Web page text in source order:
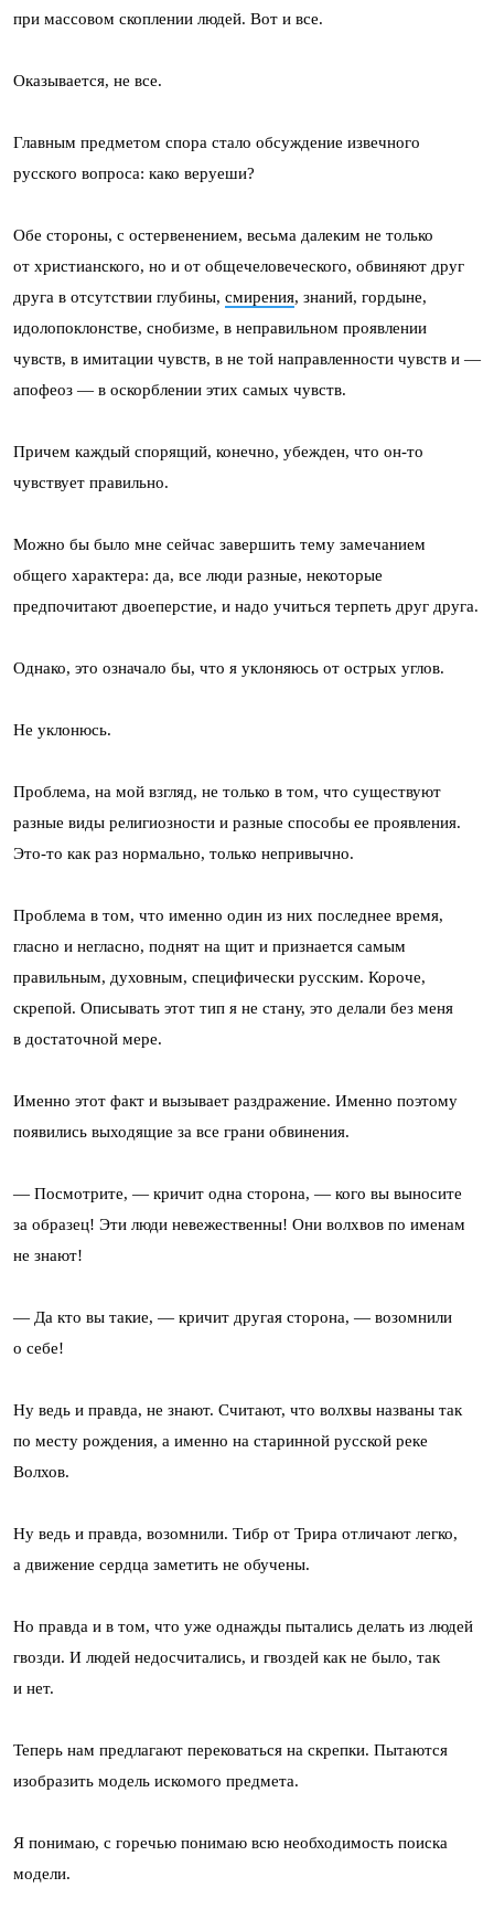
при массовом скоплении людей. Вот и все.
Оказывается, не все.
Главным предметом спора стало обсуждение извечного
русского вопроса: како веруеши?
Обе стороны, с остервенением, весьма далеким не только
от христианского, но и от общечеловеческого, обвиняют друг
друга в отсутствии глубины, смирения, знаний, гордыне,
идолопоклонстве, снобизме, в неправильном проявлении
чувств, в имитации чувств, в не той направленности чувств и —
апофеоз — в оскорблении этих самых чувств.
Причем каждый спорящий, конечно, убежден, что он-то
чувствует правильно.
Можно бы было мне сейчас завершить тему замечанием
общего характера: да, все люди разные, некоторые
предпочитают двоеперстие, и надо учиться терпеть друг друга.
Однако, это означало бы, что я уклоняюсь от острых углов.
Не уклонюсь.
Проблема, на мой взгляд, не только в том, что существуют
разные виды религиозности и разные способы ее проявления.
Это-то как раз нормально, только непривычно.
Проблема в том, что именно один из них последнее время,
гласно и негласно, поднят на щит и признается самым
правильным, духовным, специфически русским. Короче,
скрепой. Описывать этот тип я не стану, это делали без меня
в достаточной мере.
Именно этот факт и вызывает раздражение. Именно поэтому
появились выходящие за все грани обвинения.
— Посмотрите, — кричит одна сторона, — кого вы выносите
за образец! Эти люди невежественны! Они волхвов по именам
не знают!
— Да кто вы такие, — кричит другая сторона, — возомнили
о себе!
Ну ведь и правда, не знают. Считают, что волхвы названы так
по месту рождения, а именно на старинной русской реке
Волхов.
Ну ведь и правда, возомнили. Тибр от Трира отличают легко,
а движение сердца заметить не обучены.
Но правда и в том, что уже однажды пытались делать из людей
гвозди. И людей недосчитались, и гвоздей как не было, так
и нет.
Теперь нам предлагают перековаться на скрепки. Пытаются
изобразить модель искомого предмета.
Я понимаю, с горечью понимаю всю необходимость поиска
модели.